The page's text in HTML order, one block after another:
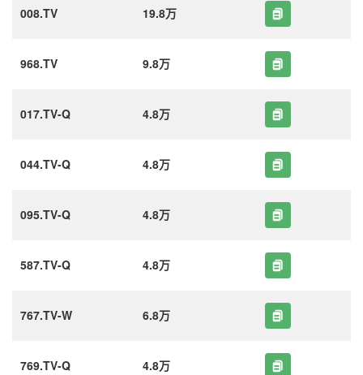
008.TV 19.8万
968.TV 9.8万
017.TV-Q 4.8万
044.TV-Q 4.8万
095.TV-Q 4.8万
587.TV-Q 4.8万
767.TV-W 6.8万
769.TV-Q 4.8万